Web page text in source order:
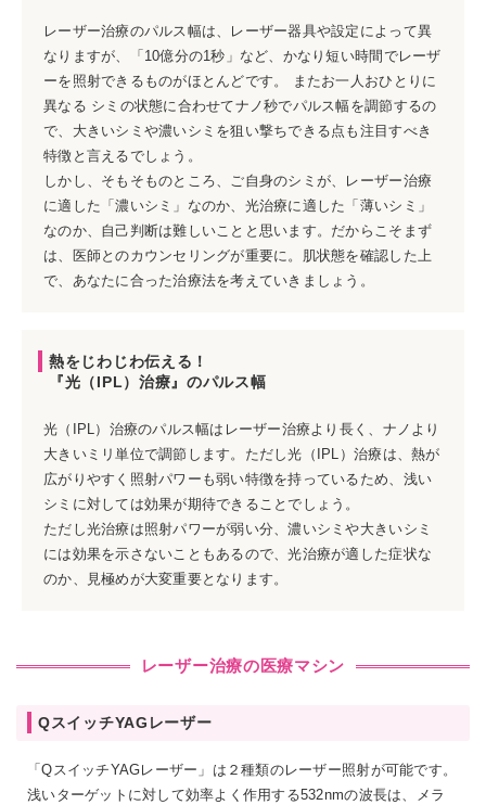
レーザー治療のパルス幅は、レーザー器具や設定によって異
なりますが、「10億分の1秒」など、かなり短い時間でレーザ
ーを照射できるものがほとんどです。 またお一人おひとりに
異なる シミの状態に合わせてナノ秒でパルス幅を調節するの
で、大きいシミや濃いシミを狙い撃ちできる点も注目すべき
特徴と言えるでしょう。
しかし、そもそものところ、ご自身のシミが、レーザー治療
に適した「濃いシミ」なのか、光治療に適した「薄いシミ」
なのか、自己判断は難しいことと思います。だからこそまず
は、医師とのカウンセリングが重要に。肌状態を確認した上
で、あなたに合った治療法を考えていきましょう。
熱をじわじわ伝える！
『光（IPL）治療』のパルス幅
光（IPL）治療のパルス幅はレーザー治療より長く、ナノより
大きいミリ単位で調節します。ただし光（IPL）治療は、熱が
広がりやすく照射パワーも弱い特徴を持っているため、浅い
シミに対しては効果が期待できることでしょう。
ただし光治療は照射パワーが弱い分、濃いシミや大きいシミ
には効果を示さないこともあるので、光治療が適した症状な
のか、見極めが大変重要となります。
レーザー治療の医療マシン
QスイッチYAGレーザー
「QスイッチYAGレーザー」は２種類のレーザー照射が可能です。
浅いターゲットに対して効率よく作用する532nmの波長は、メラ